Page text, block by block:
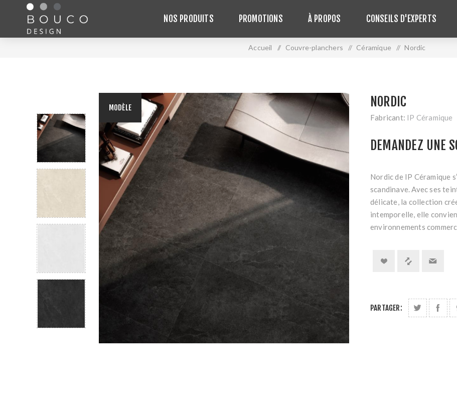
NOS PRODUITS PROMOTIONS À PROPOS CONSEILS D'EXPERTS
Accueil / Couvre-planchers / Céramique / Nordic
MODÈLE NORDIC
Fabricant: IP Céramique
DEMANDEZ UNE
Nordic de IP Céramique
scandinave. Avec ses
délicate, la collection
intemporelle, elle
environnements
PARTAGER: